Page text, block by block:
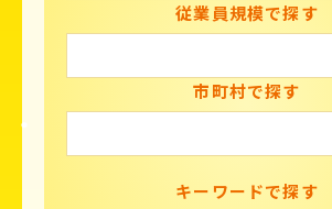
従業員規模で探す
市町村で探す
キーワードで探す